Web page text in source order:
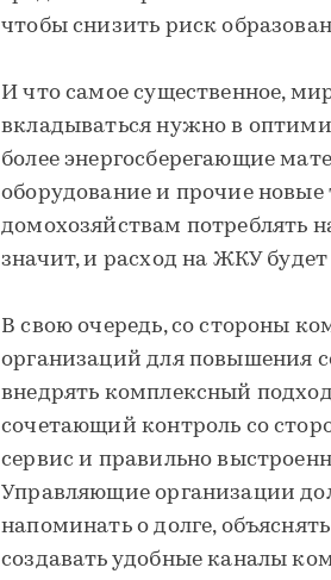
чтобы снизить риск
И что самое существенное,
вкладываться нужно в
более энергосберегающие
оборудование и прочие
домохозяйствам потреблять
значит, и расход на ЖКУ
В свою очередь, со стороны
организаций для повышения
внедрять комплексный
сочетающий контроль со
сервис и правильно
Управляющие организации
напоминать о долге,
создавать удобные каналы